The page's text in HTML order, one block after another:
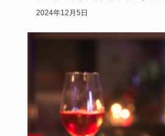
金をかけない節約…
2024年12月5日